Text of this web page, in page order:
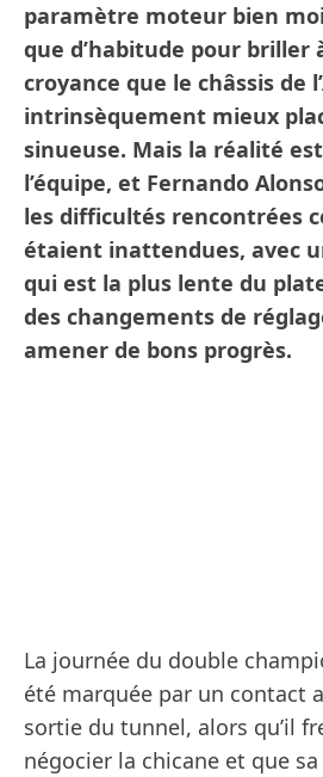
paramètre moteur bien
que d’habitude pour briller
croyance que le châssis de
intrinsèquement mieux
sinueuse. Mais la réalité
l’équipe, et Fernando
les difficultés rencontrées
étaient inattendues, avec
qui est la plus lente du
des changements de
amener de bons progrès.
La journée du double
été marquée par un contact
sortie du tunnel, alors qu’il
négocier la chicane et que sa